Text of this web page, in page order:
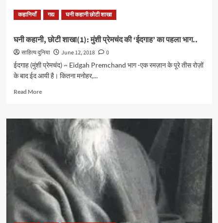
कहानियाँ गद्य घनी कहानी छोटी शाखा
घनी कहानी, छोटी शाखा(1): मुंशी प्रेमचंद की ‘ईदगाह’ का पहला भाग..
साहित्य दुनिया June 12, 2018
0
ईदगाह (मुंशी प्रेमचंद) ~ Eidgah Premchand भाग -एक रमज़ान के पूरे तीस रोज़ों
के बाद ईद आयी है। कितना मनोहर,...
Read MoreRead
घनी
कहानी,
शाखा(1):
मुंशी
प्रेमचंद
की
‘ईदगाह’
का
पहला
भाग..